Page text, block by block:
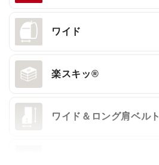
ワイド
楽スキッ®
ワイド＆ロング肩ベルト